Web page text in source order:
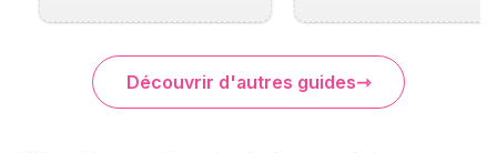
Découvrir d'autres guides